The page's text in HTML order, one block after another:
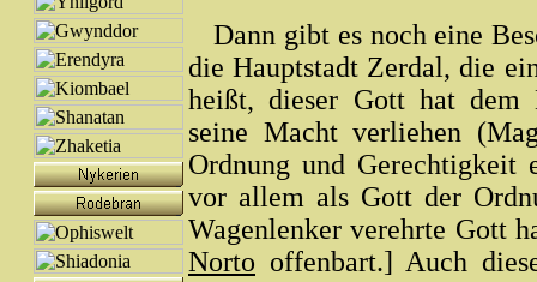
Dann gibt es noch eine
die Hauptstadt Zerdal, die
heißt, dieser Gott hat dem
seine Macht verliehen
Ordnung und Gerechtigkeit
vor allem als Gott der
Wagenlenker verehrte Gott
Norto offenbart.] Auch